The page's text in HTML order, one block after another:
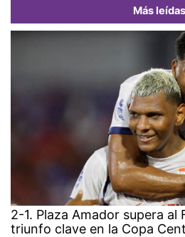
Más leídas
2-1. Plaza Amador supera al
triunfo clave en la Copa